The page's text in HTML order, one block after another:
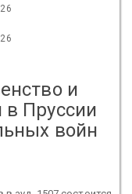
и
Пруссии
войн